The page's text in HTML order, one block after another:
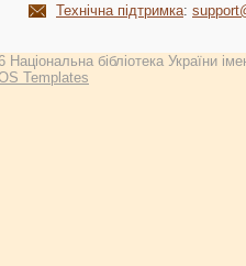
Технічна підтримка:
бібліотека України
Templates